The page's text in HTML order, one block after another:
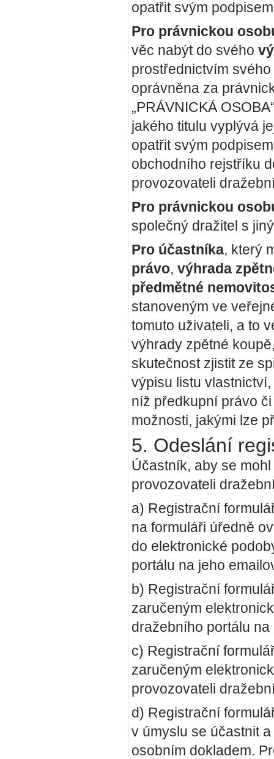
opatřit svým
Pro právnickou
věc nabýt do svého
prostřednictvím
oprávněna za
„PRÁVNICKÁ
jakého titulu vyplývá
opatřit svým
obchodního rejstříku
provozovateli
Pro právnickou
společný dražitel s
Pro účastníka, který
právo, výhrada
předmětné
stanoveným ve
tomuto uživateli, a to
výhrady zpětné
skutečnost zjistit ze
výpisu listu
níž předkupní právo
možnosti, jakými lze
5. Odeslání
Účastník, aby se
provozovateli
a) Registrační
na formuláři úředně
do elektronické
portálu na jeho
b) Registrační
zaručeným
dražebního portálu
c) Registrační
zaručeným
provozovateli
d) Registrační
v úmyslu se účastnit
osobním dokladem.